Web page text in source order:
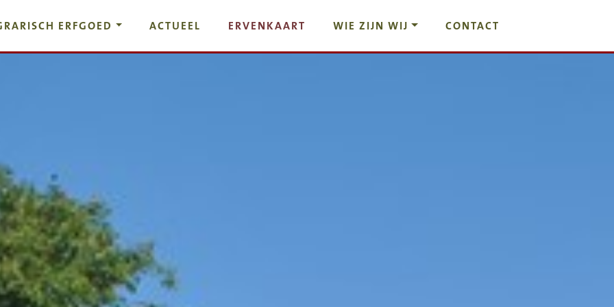
ERFGOED ACTUEEL ERVENKAART WIE ZIJN WIJ CONTACT